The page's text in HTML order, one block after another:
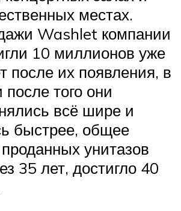
местах.
Washlet компании
10 миллионов уже
после их появления, в
после того они
всё шире и
быстрее, общее
унитазов
35 лет, достигло 40